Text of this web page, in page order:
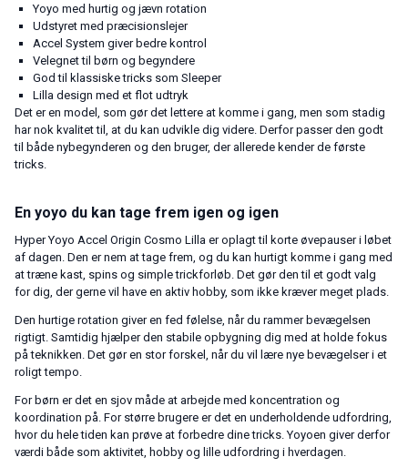
Yoyo med hurtig og jævn rotation
Udstyret med præcisionslejer
Accel System giver bedre kontrol
Velegnet til børn og begyndere
God til klassiske tricks som Sleeper
Lilla design med et flot udtryk
Det er en model, som gør det lettere at komme i gang, men som stadig
har nok kvalitet til, at du kan udvikle dig videre. Derfor passer den godt
til både nybegynderen og den bruger, der allerede kender de første
tricks.
En yoyo du kan tage frem igen og igen
Hyper Yoyo Accel Origin Cosmo Lilla er oplagt til korte øvepauser i løbet
af dagen. Den er nem at tage frem, og du kan hurtigt komme i gang med
at træne kast, spins og simple trickforløb. Det gør den til et godt valg
for dig, der gerne vil have en aktiv hobby, som ikke kræver meget plads.
Den hurtige rotation giver en fed følelse, når du rammer bevægelsen
rigtigt. Samtidig hjælper den stabile opbygning dig med at holde fokus
på teknikken. Det gør en stor forskel, når du vil lære nye bevægelser i et
roligt tempo.
For børn er det en sjov måde at arbejde med koncentration og
koordination på. For større brugere er det en underholdende udfordring,
hvor du hele tiden kan prøve at forbedre dine tricks. Yoyoen giver derfor
værdi både som aktivitet, hobby og lille udfordring i hverdagen.